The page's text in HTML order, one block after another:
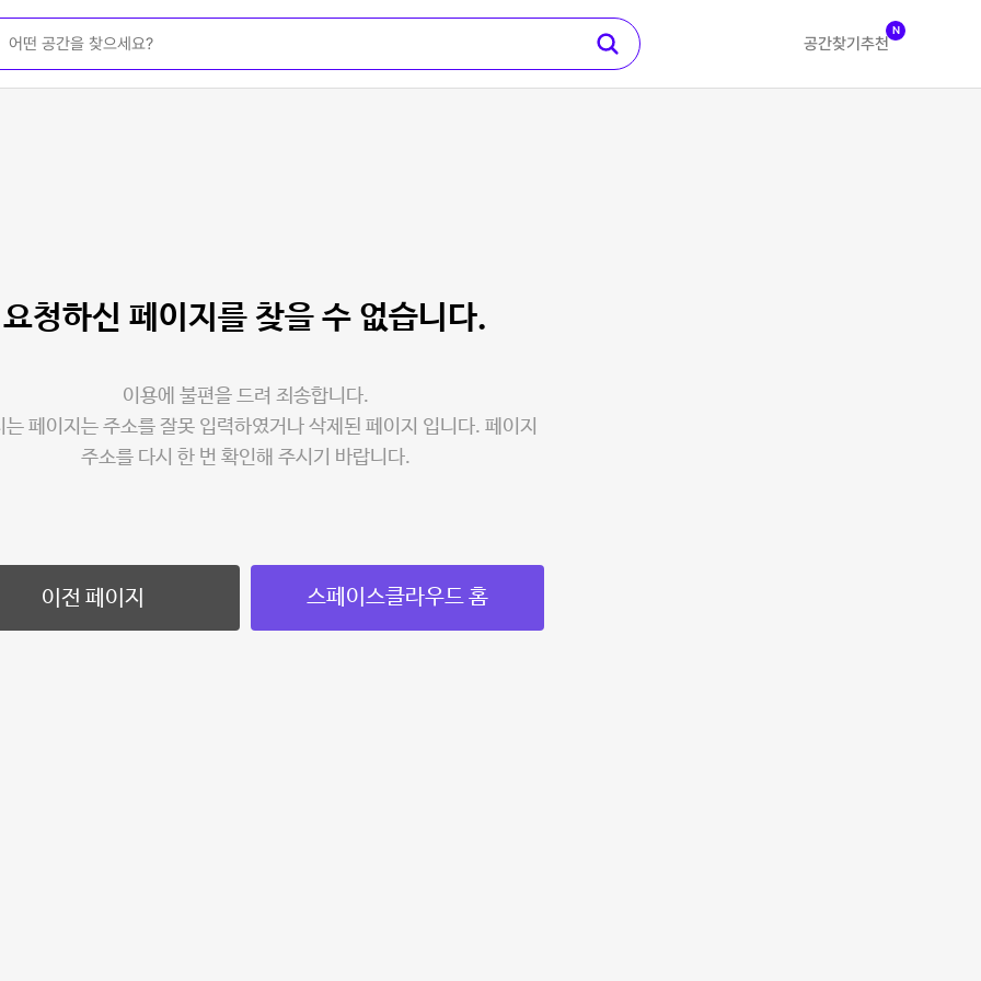
공간찾기 추천
N
요청하신 페이지를 찾을 수 없습니다.
이용에 불편을 드려 죄송합니다.
는 페이지는 주소를 잘못 입력하였거나 삭제된 페이지 입니다. 페이지
주소를 다시 한 번 확인해 주시기 바랍니다.
이전 페이지 스페이스클라우드 홈